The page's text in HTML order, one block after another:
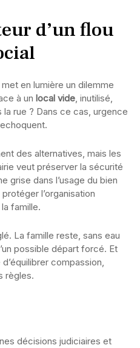
d’un flou
en lumière un dilemme
à un local vide, inutilisé,
la rue ? Dans ce cas, urgence
des alternatives, mais les
veut préserver la sécurité
grise dans l’usage du bien
l’organisation
famille.
La famille reste, sans eau
possible départ forcé. Et
compassion,
règles.
décisions judiciaires et